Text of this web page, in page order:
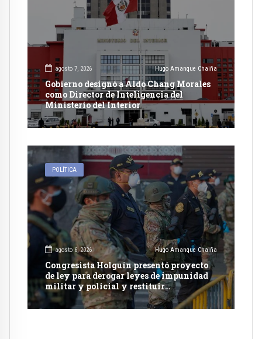
agosto 7, 2026 Hugo Amanque Chaiña
Gobierno designó a Aldo Chang Morales
como Director de Inteligencia del
Ministerio del Interior
POLÍTICA
agosto 6, 2026 Hugo Amanque Chaiña
Congresista Holguín presentó proyecto
de ley para derogar leyes de impunidad
militar y policial y restituir
competencia de justicia ordinaria